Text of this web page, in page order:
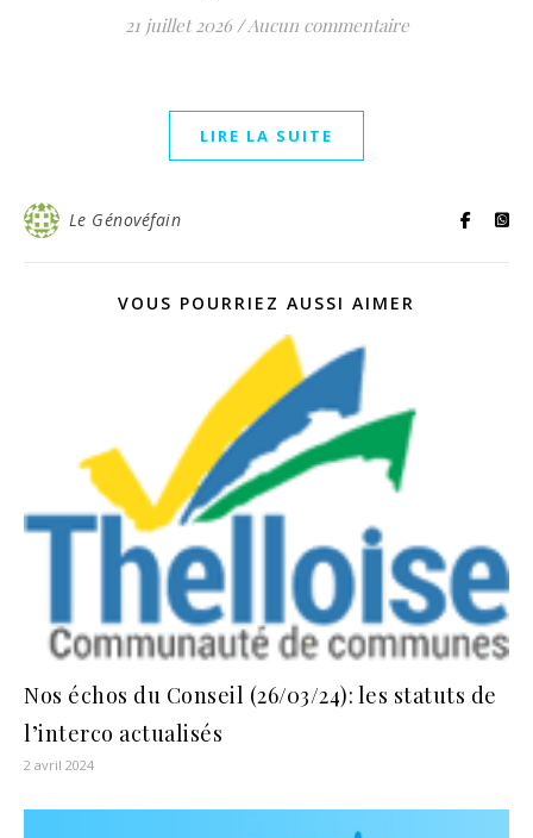
21 juillet 2026 / Aucun commentaire
LIRE LA SUITE
Le Génovéfain
VOUS POURRIEZ AUSSI AIMER
Nos échos du Conseil (26/03/24): les statuts de
l’interco actualisés
2 avril 2024